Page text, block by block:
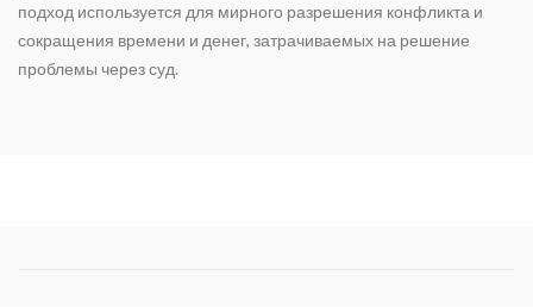
подход используется для мирного разрешения конфликта и
сокращения времени и денег, затрачиваемых на решение
проблемы через суд.